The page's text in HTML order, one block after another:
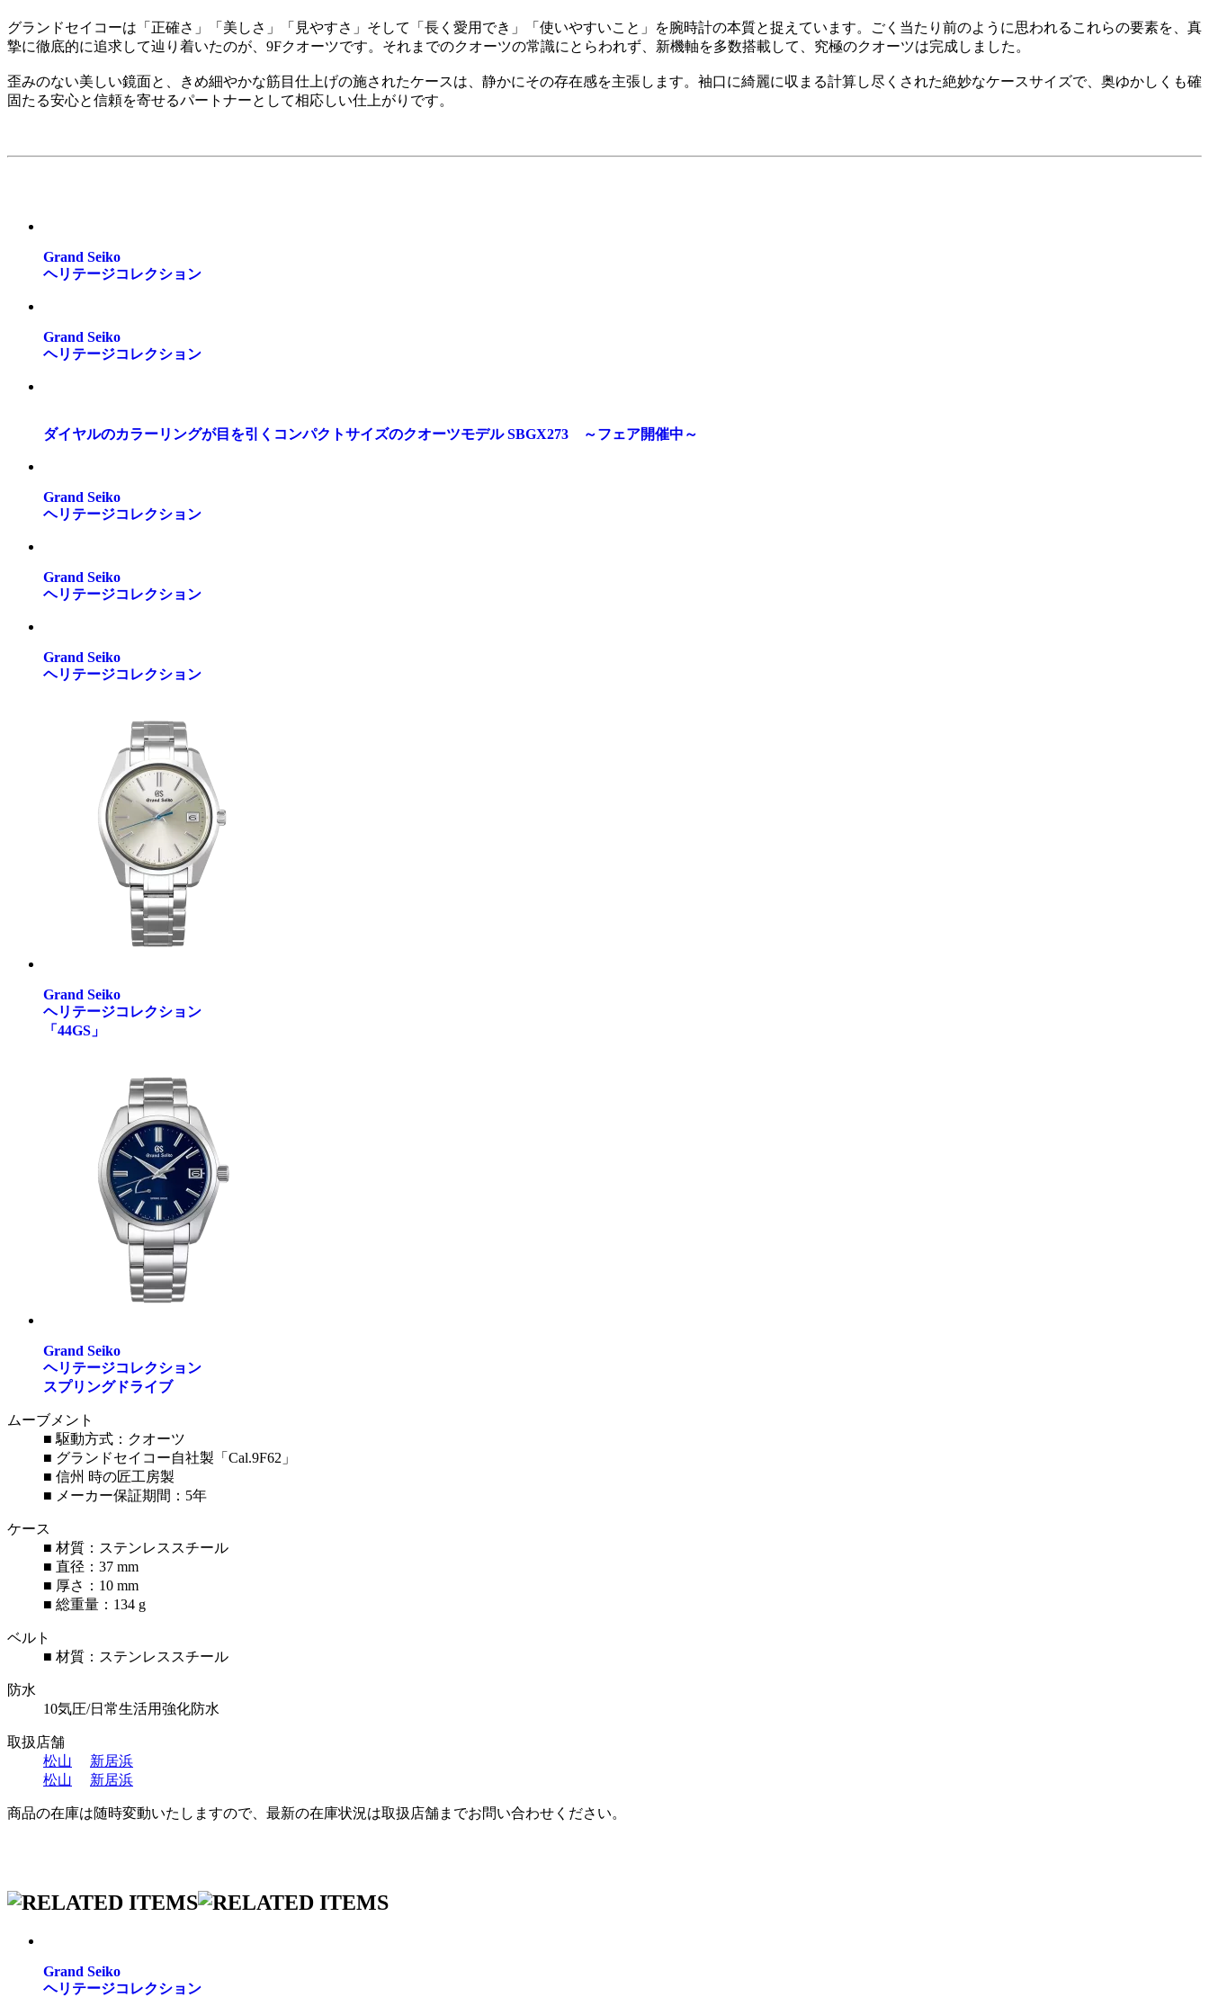
グランドセイコーは「正確さ」「美しさ」「見やすさ」そして「長く愛用でき」「使いやすいこと」を腕時計の本質と捉えています。ごく当たり前のように思われるこれらの要素を、真
摯に徹底的に追求して辿り着いたのが、9Fクオーツです。それまでのクオーツの常識にとらわれず、新機軸を多数搭載して、究極のクオーツは完成しました。
歪みのない美しい鏡面と、きめ細やかな筋目仕上げの施されたケースは、静かにその存在感を主張します。袖口に綺麗に収まる計算し尽くされた絶妙なケースサイズで、奥ゆかしくも確
固たる安心と信頼を寄せるパートナーとして相応しい仕上がりです。
Grand Seiko
ヘリテージコレクション
Grand Seiko
ヘリテージコレクション
ダイヤルのカラーリングが目を引くコンパクトサイズのクオーツモデル SBGX273 ～フェア開催中～
Grand Seiko
ヘリテージコレクション
Grand Seiko
ヘリテージコレクション
Grand Seiko
ヘリテージコレクション
Grand Seiko
ヘリテージコレクション
「44GS」
Grand Seiko
ヘリテージコレクション
スプリングドライブ
ムーブメント
■ 駆動方式：クオーツ
■ グランドセイコー自社製「Cal.9F62」
■ 信州 時の匠工房製
■ メーカー保証期間：5年
ケース
■ 材質：ステンレススチール
■ 直径：37 mm
■ 厚さ：10 mm
■ 総重量：134 g
ベルト
■ 材質：ステンレススチール
防水
10気圧/日常生活用強化防水
取扱店舗
松山
新居浜
松山
新居浜
商品の在庫は随時変動いたしますので、最新の在庫状況は取扱店舗までお問い合わせください。
Grand Seiko
ヘリテージコレクション